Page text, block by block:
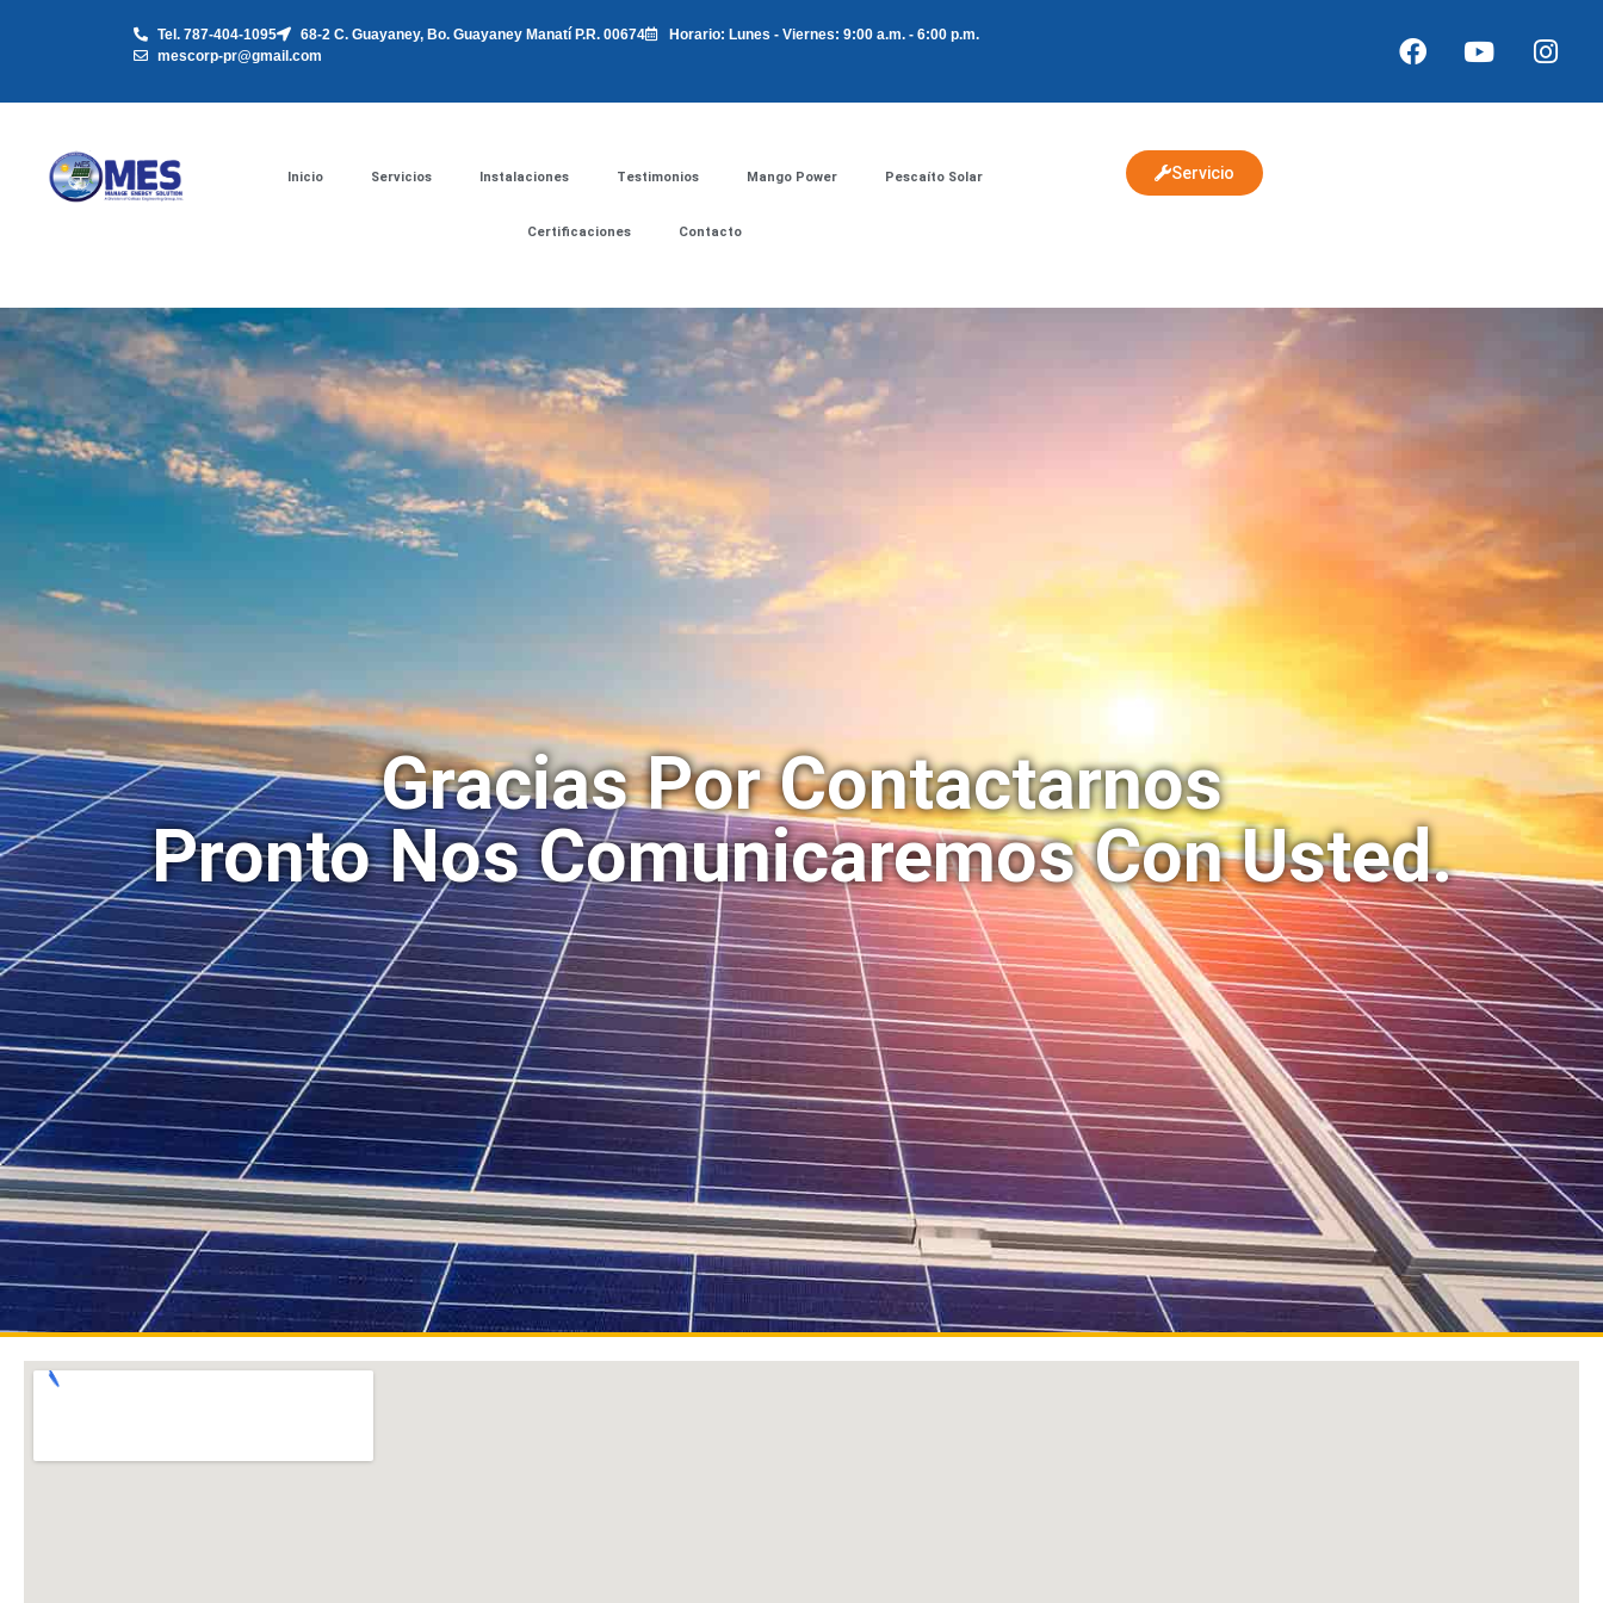
Tel. 787-404-1095 68-2 C. Guayaney, Bo. Guayaney Manatí P.R. 00674
Horario: Lunes - Viernes: 9:00 a.m. - 6:00 p.m.
mescorp-pr@gmail.com
Inicio Servicios Instalaciones Testimonios Mango Power Pescaíto Solar
Certificaciones Contacto
Servicio
Gracias Por Contactarnos
Pronto Nos Comunicaremos Con Usted.